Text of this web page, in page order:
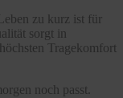
zu kurz ist für
sorgt in
Tragekomfort
noch passt.